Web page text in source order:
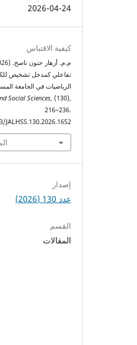
2026-04-24
كيفية الاقتباس
تفاعلي كمدخل تشخيص
الرياضيات في الجامعة
Social Sciences, (130),
216–236.
إصدار
عدد 130 (2026)
القسم
المقالات